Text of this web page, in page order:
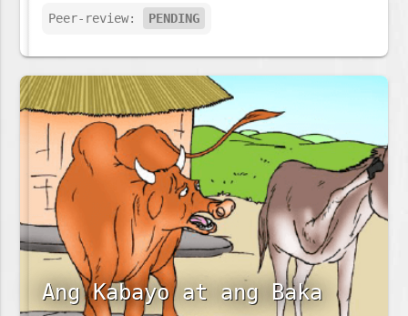
Peer-review: PENDING
Ang Kabayo at ang Baka